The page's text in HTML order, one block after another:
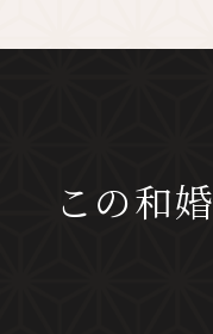
この和